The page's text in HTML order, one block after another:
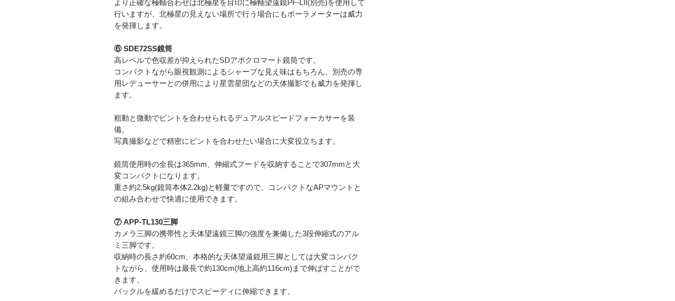
より正確な極軸合わせは北極星を目印に極軸望遠鏡PF-LII(別売)を使用して
行いますが、北極星の見えない場所で行う場合にもポーラメーターは威力
を発揮します。
⑥ SDE72SS鏡筒
高レベルで色収差が抑えられたSDアポクロマート鏡筒です。
コンパクトながら眼視観測によるシャープな見え味はもちろん、別売の専
用レデューサーとの併用により星雲星団などの天体撮影でも威力を発揮し
ます。
粗動と微動でピントを合わせられるデュアルスピードフォーカサーを装
備。
写真撮影などで精密にピントを合わせたい場合に大変役立ちます。
鏡筒使用時の全長は365mm、伸縮式フードを収納することで307mmと大
変コンパクトになります。
重さ約2.5kg(鏡筒本体2.2kg)と軽量ですので、コンパクトなAPマウントと
の組み合わせで快適に使用できます。
⑦ APP-TL130三脚
カメラ三脚の携帯性と天体望遠鏡三脚の強度を兼備した3段伸縮式のアル
ミ三脚です。
収納時の長さ約60cm、本格的な天体望遠鏡用三脚としては大変コンパク
トながら、使用時は最長で約130cm(地上高約116cm)まで伸ばすことがで
きます。
バックルを緩めるだけでスピーディに伸縮できます。